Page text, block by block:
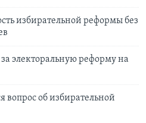
избирательной реформы без
электоральную реформу на
вопрос об избирательной